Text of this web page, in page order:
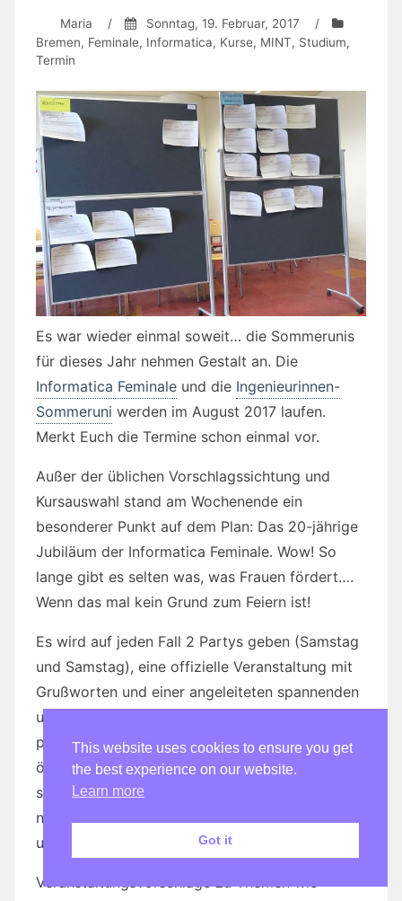
Maria / Sonntag, 19. Februar, 2017
/
Bremen, Feminale, Informatica, Kurse, MINT, Studium,
Termin
Es war wieder einmal soweit… die Sommerunis
für dieses Jahr nehmen Gestalt an. Die
Informatica Feminale und die Ingenieurinnen-
Sommeruni werden im August 2017 laufen.
Merkt Euch die Termine schon einmal vor.
Außer der üblichen Vorschlagssichtung und
Kursauswahl stand am Wochenende ein
besonderer Punkt auf dem Plan: Das 20-jährige
Jubiläum der Informatica Feminale. Wow! So
lange gibt es selten was, was Frauen fördert….
Wenn das mal kein Grund zum Feiern ist!
Es wird auf jeden Fall 2 Partys geben (Samstag
und Samstag), eine offizielle Veranstaltung mit
Grußworten und einer angeleiteten spannenden
und interessanten Variante des Networking und
professionellen Austausches, außerdem
öffentlichkeitswirksame Elemente. Wir haben
schließlich viele Erfolge zu verzeichnen! Und –
nein – das ist bei weitem nicht (nur) finanziell
und karrieretechnisch gemeint :-)
Veranstaltungsvorschläge zu Themen wie
This website uses cookies to ensure you get
the best experience on our website.
Learn more
Got it